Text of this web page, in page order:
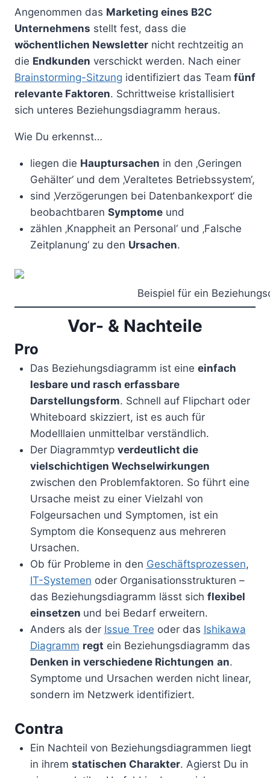
Angenommen das Marketing eines B2C
Unternehmens stellt fest, dass die
wöchentlichen Newsletter nicht rechtzeitig an
die Endkunden verschickt werden. Nach einer
Brainstorming-Sitzung identifiziert das Team fünf
relevante Faktoren. Schrittweise kristallisiert
sich unteres Beziehungsdiagramm heraus.
Wie Du erkennst…
liegen die Hauptursachen in den ‚Geringen
Gehälter‘ und dem ‚Veraltetes Betriebssystem‘,
sind ‚Verzögerungen bei Datenbankexport‘ die
beobachtbaren Symptomeund
zählen ‚Knappheit an Personal‘ und ‚Falsche
Zeitplanung‘ zu den Ursachen.
Beispiel für ein
Vor- & Nachteile
Pro
Das Beziehungsdiagramm ist eine einfach
lesbare und rasch erfassbare
Darstellungsform. Schnell auf Flipchart oder
Whiteboard skizziert, ist es auch für
Modelllaien unmittelbar verständlich.
Der Diagrammtyp verdeutlicht die
vielschichtigen Wechselwirkungen
zwischen den Problemfaktoren. So führt eine
Ursache meist zu einer Vielzahl von
Folgeursachen und Symptomen, ist ein
Symptom die Konsequenz aus mehreren
Ursachen.
Ob für Probleme in den Geschäftsprozessen,
IT-Systemen oder Organisationsstrukturen –
das Beziehungsdiagramm lässt sich flexibel
einsetzen und bei Bedarf erweitern.
Anders als der Issue Tree oder das Ishikawa
Diagramm regt ein Beziehungsdiagramm das
Denken in verschiedene Richtungen an.
Symptome und Ursachen werden nicht linear,
sondern im Netzwerk identifiziert.
Contra
Ein Nachteil von Beziehungsdiagrammen liegt
in ihrem statischen Charakter. Agierst Du in